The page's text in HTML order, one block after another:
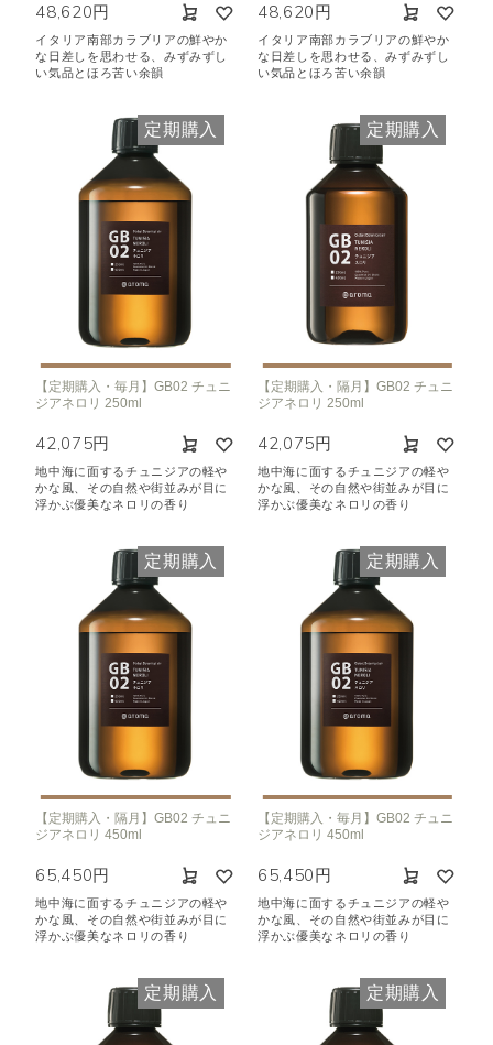
48,620円
イタリア南部カラブリアの鮮やか
な日差しを思わせる、みずみずし
い気品とほろ苦い余韻
48,620円
イタリア南部カラブリアの鮮やか
な日差しを思わせる、みずみずし
い気品とほろ苦い余韻
定期購入
【定期購入・毎月】GB02 チュニ
ジアネロリ 250ml
42,075円
地中海に面するチュニジアの軽や
かな風、その自然や街並みが目に
浮かぶ優美なネロリの香り
定期購入
【定期購入・隔月】GB02 チュニ
ジアネロリ 250ml
42,075円
地中海に面するチュニジアの軽や
かな風、その自然や街並みが目に
浮かぶ優美なネロリの香り
定期購入
【定期購入・隔月】GB02 チュニ
ジアネロリ 450ml
65,450円
地中海に面するチュニジアの軽や
かな風、その自然や街並みが目に
浮かぶ優美なネロリの香り
定期購入
【定期購入・毎月】GB02 チュニ
ジアネロリ 450ml
65,450円
地中海に面するチュニジアの軽や
かな風、その自然や街並みが目に
浮かぶ優美なネロリの香り
定期購入 定期購入